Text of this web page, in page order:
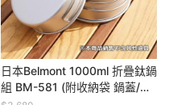
日本Belmont 1000ml 折疊鈦鍋
組 BM-581 (附收納袋 鍋蓋/盤)